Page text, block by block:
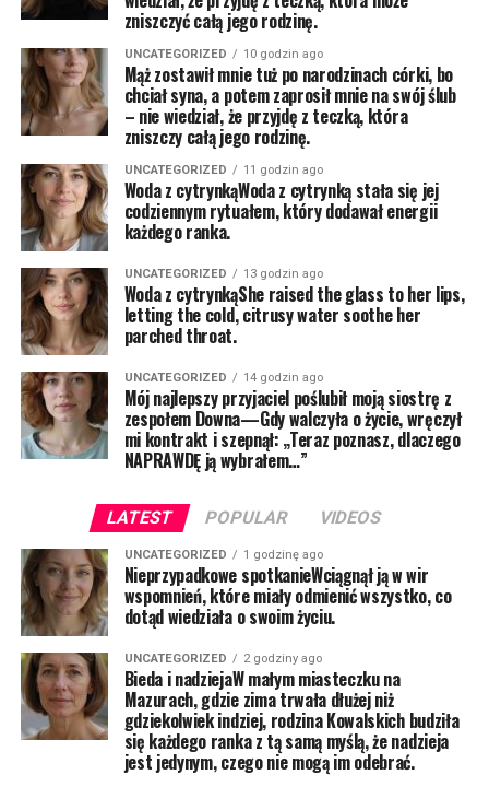
zniszczyć całą jego rodzinę.
UNCATEGORIZED 10 godzin ago
Mąż zostawił mnie tuż po narodzinach córki, bo
chciał syna, a potem zaprosił mnie na swój ślub
– nie wiedział, że przyjdę z teczką, która
zniszczy całą jego rodzinę.
UNCATEGORIZED 11 godzin ago
Woda z cytrynkąWoda z cytrynką stała się jej
codziennym rytuałem, który dodawał energii
każdego ranka.
UNCATEGORIZED 13 godzin ago
Woda z cytrynkąShe raised the glass to her lips,
letting the cold, citrusy water soothe her
parched throat.
UNCATEGORIZED 14 godzin ago
Mój najlepszy przyjaciel poślubił moją siostrę z
zespołem Downa—Gdy walczyła o życie, wręczył
mi kontrakt i szepnął: „Teraz poznasz, dlaczego
NAPRAWDĘ ją wybrałem…”
LATEST POPULAR VIDEOS
UNCATEGORIZED 1 godzinę ago
Nieprzypadkowe spotkanieWciągnął ją w wir
wspomnień, które miały odmienić wszystko, co
dotąd wiedziała o swoim życiu.
UNCATEGORIZED 2 godziny ago
Bieda i nadziejaW małym miasteczku na
Mazurach, gdzie zima trwała dłużej niż
gdziekolwiek indziej, rodzina Kowalskich budziła
się każdego ranka z tą samą myślą, że nadzieja
jest jedynym, czego nie mogą im odebrać.